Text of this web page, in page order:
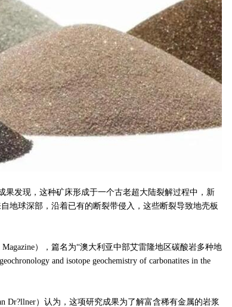
果发现，这种矿床形成于一个古老超大陆裂解过程中，新
地球深部，沿着已有的断裂带侵入，这些断裂导致地壳板
），篇名为“澳大利亚中部艾雷隆地区碳酸岩多种地
and isotope geochemistry of carbonatites in the
Dr?llner）认为，这项研究成果为了解富含稀有金属的岩浆